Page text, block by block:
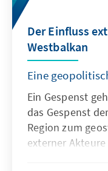
Der Einfluss
Westbalkan
Eine
Ein Gespenst
das Gespenst
Region zum
externer